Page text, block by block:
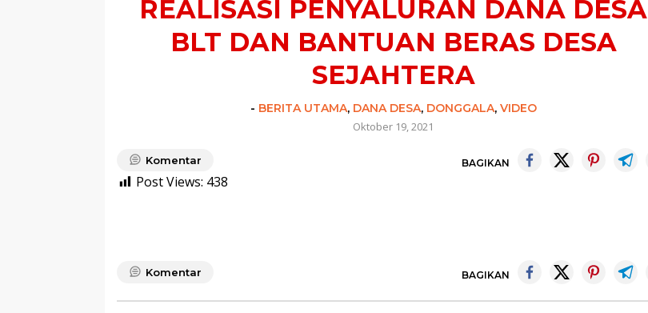
REALISASI PENYALURAN DANA DESA
BLT DAN BANTUAN BERAS DESA
SEJAHTERA
- BERITA UTAMA, DANA DESA, DONGGALA, VIDEO
Oktober 19, 2021
Komentar BAGIKAN
Post Views: 438
Komentar BAGIKAN